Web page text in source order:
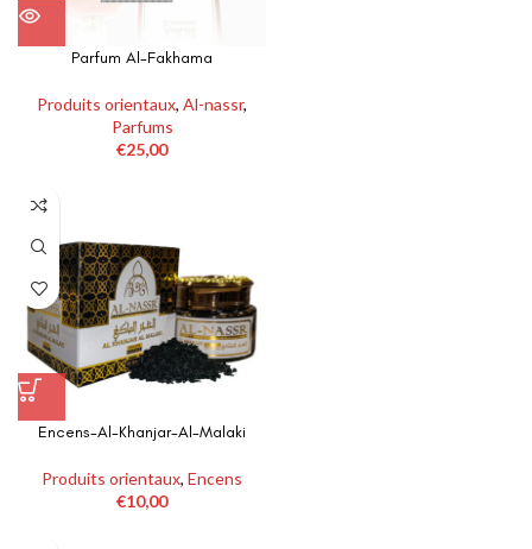
Parfum Al-Fakhama
Produits orientaux, Al-nassr,
Parfums
€25,00
Encens-Al-Khanjar-Al-Malaki
Produits orientaux, Encens
€10,00